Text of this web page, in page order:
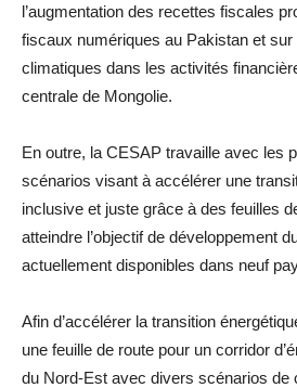
l’augmentation des recettes fiscales
fiscaux numériques au Pakistan et sur
climatiques dans les activités
centrale de Mongolie.
En outre, la CESAP travaille avec les
scénarios visant à accélérer une
inclusive et juste grâce à des feuilles
atteindre l’objectif de développement
actuellement disponibles dans neuf
Afin d’accélérer la transition
une feuille de route pour un corridor
du Nord-Est avec divers scénarios de